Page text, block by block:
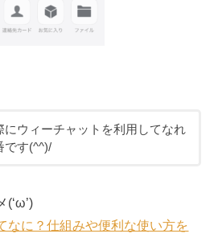
にウィーチャットを利用してなれ
です(^^)/
(‘ω’)
なに？仕組みや便利な使い方を